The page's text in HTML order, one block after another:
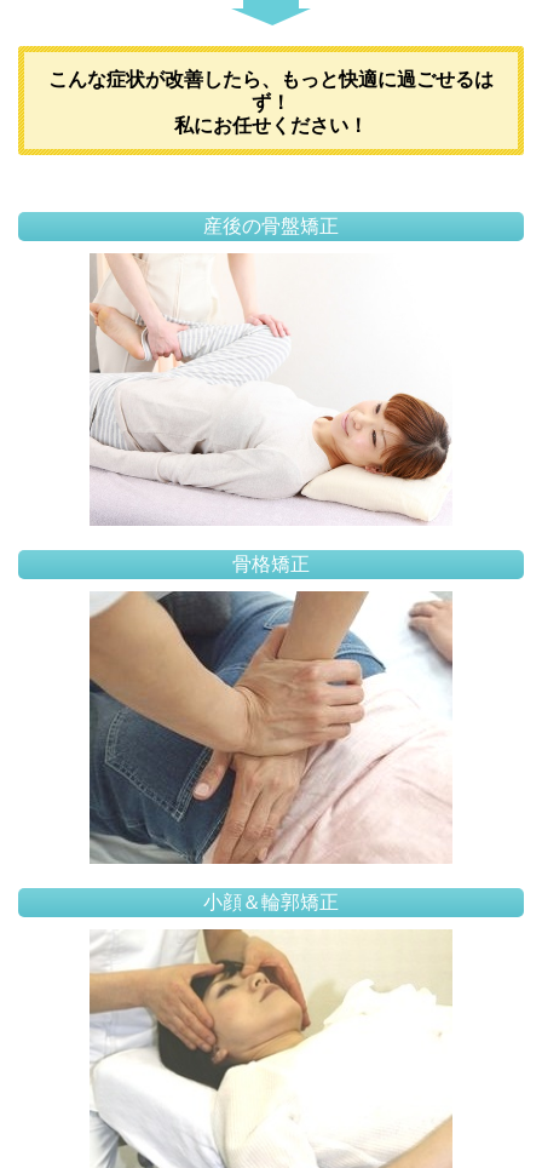
こんな症状が改善したら、もっと快適に過ごせるは
ず！
私にお任せください！
産後の骨盤矯正
骨格矯正
小顔＆輪郭矯正